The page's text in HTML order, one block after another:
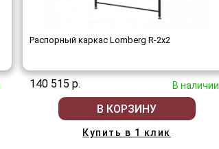
Распорный каркас Lomberg R-2х2
140 515 р. В наличии
В КОРЗИНУ
Купить в 1 клик